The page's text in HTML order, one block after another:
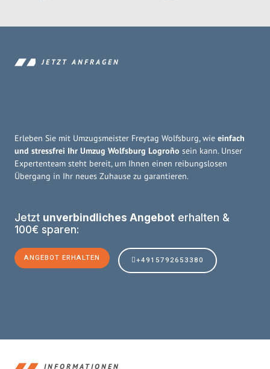
JETZT ANFRAGEN
Erleben Sie mit Umzugsmeister Freytag Wolfsburg, wie einfach
und stressfrei Ihr Umzug Wolfsburg Logroño sein kann. Unser
Expertenteam steht bereit, um Ihnen einen reibungslosen
Übergang in Ihr neues Zuhause zu garantieren.
Jetzt unverbindliches Angebot erhalten &
100€ sparen:
ANGEBOT ERHALTEN +4915792653380
INFORMATIONEN